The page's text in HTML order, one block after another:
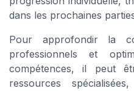
dans les prochaines
Pour approfondir la
professionnels et
compétences, il peut
ressources